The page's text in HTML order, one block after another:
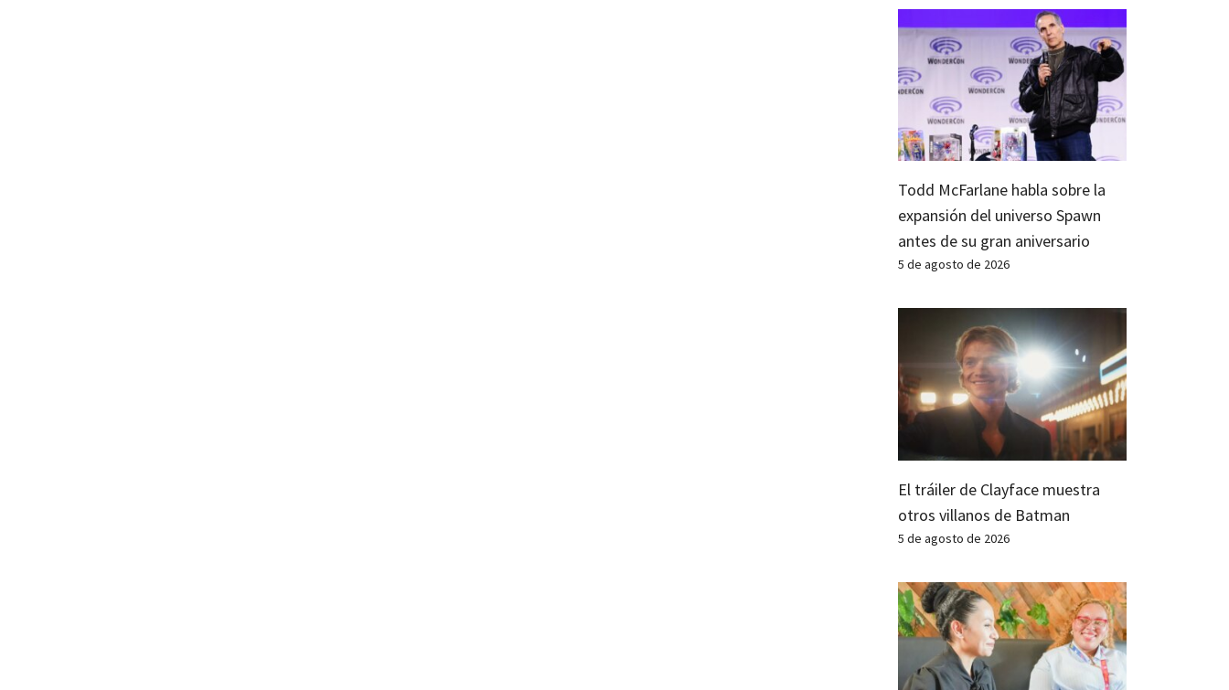
Todd McFarlane habla sobre la
expansión del universo Spawn
antes de su gran aniversario
5 de agosto de 2026
El tráiler de Clayface muestra
otros villanos de Batman
5 de agosto de 2026